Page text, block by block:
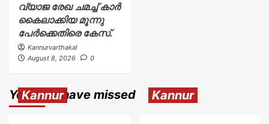
വ്യാജ രേഖ ചമച്ച് കാർ
കൈലാക്കിയ മൂന്നു
പേർക്കെതിരെ കേസ്.
Kannurvarthakal
August 8, 2026
0
You may have missed
Kannur Kannur